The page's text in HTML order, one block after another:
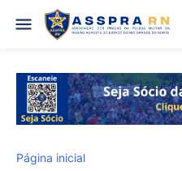
Página inicial